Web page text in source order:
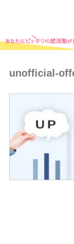
unofficial-